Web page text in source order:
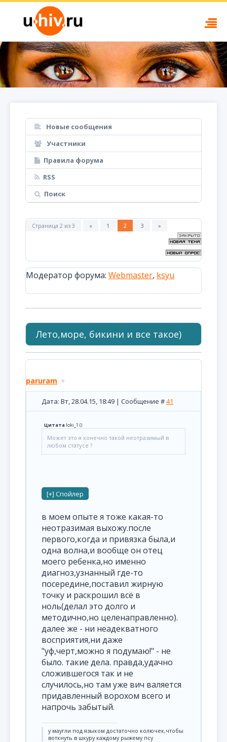
Новые сообщения
Участники
Правила форума
RSS
Поиск
Страница 2 из 3 « 1 2 3 »
Модератор форума: Webmaster, ksyu
Лето,море, бикини и все такое)
paruram
Дата: Вт, 28.04.15, 18:49 | Сообщение #41
Цитата loki_1 ()
Может это я конечно такой неотразимый в
любом статусе ?
в моем опыте я тоже какая-то
неотразимая выхожу.после
первого,когда и привязка была,и
одна волна,и вообще он отец
моего ребенка,но именно
диагноз,узнанный где-то
посередине,поставил жирную
точку и раскрошил всё в
ноль(делал это долго и
методично,но целенаправленно).
далее же - ни неадекватного
восприятия,ни даже
"уф,черт,можно я подумаю!" - не
было. такие дела. правда,удачно
сложившегося так и не
случилось,но там уже вич валяется
придавленный ворохом всего и
напрочь забытый.
у маугли под языком достаточно колючек,чтобы
воткнуть в шкуру каждому рыжему псу